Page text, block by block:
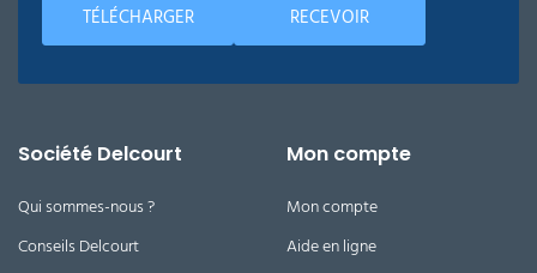
TÉLÉCHARGER RECEVOIR
Société Delcourt
Qui sommes-nous ?
Conseils Delcourt
Mon compte
Mon compte
Aide en ligne